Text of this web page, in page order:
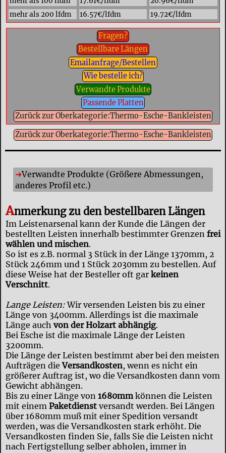
mehr als 200 lfdm
16.57€/lfdm 19.72€/lfdm
Fragen?
Bestellbare Längen
Emailanfrage/Bestellen
Wie bestelle ich?
Verwandte Produkte
Passende Platten
Zurück zur Oberkategorie:Thermo-Esche-Bankleisten
Zurück zur Oberkategorie:Thermo-Esche-Bankleisten
Verwandte Produkte (Größere Abmessungen,
anderes Profil etc.)
Anmerkung zu den bestellbaren Längen
Im Leistenarsenal kann der Kunde die Längen der
bestellten Leisten innerhalb bestimmter Grenzenfrei
wählen und mischen.
So ist es z.B. normal 3 Stück in der Länge 1370mm, 2
Stück 246mm und 1 Stück 2030mm zu bestellen. Auf
diese Weise hat der Besteller oft garkeinen
Verschnitt.
Lange Leisten:Wir versenden Leisten bis zu einer
Länge von 3400mm. Allerdings ist die maximale
Länge auchvon der Holzart abhängig.
Bei Esche ist die maximale Länge der Leisten
3200mm.
Die Länge der Leisten bestimmt aber bei den meisten
Aufträgen dieVersandkosten, wenn es nicht ein
größerer Auftrag ist, wo die Versandkosten dann vom
Gewicht abhängen.
Bis zu einer Länge von1680mm können die Leisten
mit einemPaketdienst versandt werden. Bei Längen
über 1680mm muß mit einer Spedition versandt
werden, was die Versandkosten stark erhöht. Die
Versandkosten finden Sie, falls Sie die Leisten nicht
nach Fertigstellung selber abholen, immer in